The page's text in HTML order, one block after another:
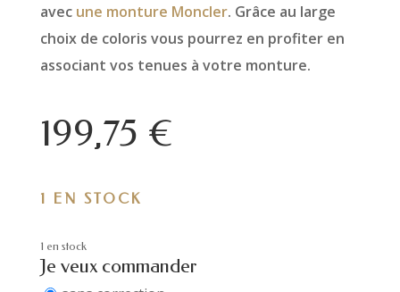
avec une monture Moncler. Grâce au large
choix de coloris vous pourrez en profiter en
associant vos tenues à votre monture.
199,75 €
1 EN STOCK
1 en stock
Je veux commander